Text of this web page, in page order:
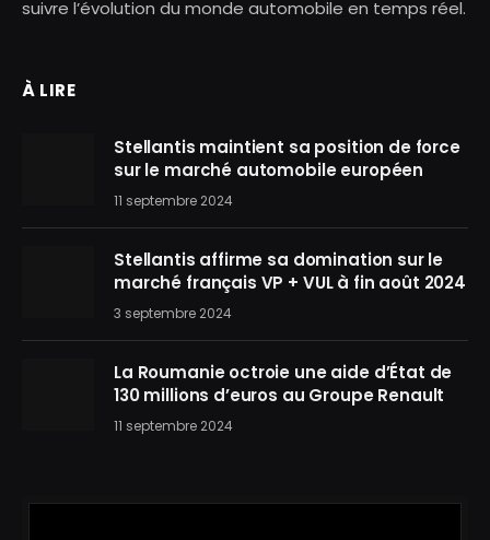
suivre l’évolution du monde automobile en temps réel.
À LIRE
Stellantis maintient sa position de force
sur le marché automobile européen
11 septembre 2024
Stellantis affirme sa domination sur le
marché français VP + VUL à fin août 2024
3 septembre 2024
La Roumanie octroie une aide d’État de
130 millions d’euros au Groupe Renault
11 septembre 2024